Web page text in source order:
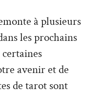
à plusieurs
les prochains
avenir et de
de tarot sont